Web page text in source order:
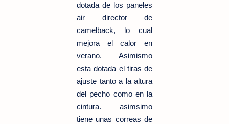
dotada de los paneles
air director de
camelback, lo cual
mejora el calor en
verano. Asimismo
esta dotada el tiras de
ajuste tanto a la altura
del pecho como en la
cintura. asimsimo
tiene unas correas de